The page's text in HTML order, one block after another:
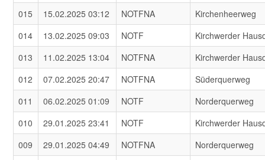
015
15.02.2025 03:12 NOTFNA
Kirchenheerweg
014
13.02.2025 09:03 NOTF
Kirchwerder
013
11.02.2025 13:04 NOTFNA
Kirchwerder
012
07.02.2025 20:47 NOTFNA
Süderquerweg
011
06.02.2025 01:09 NOTF
Norderquerweg
010
29.01.2025 23:41 NOTF
Kirchwerder
009
29.01.2025 04:49 NOTFNA
Norderquerweg